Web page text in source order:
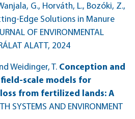
G., Horváth, L., Bozóki, Z.,
Edge Solutions in Manure
OF ENVIRONMENTAL
ALATT, 2024
Weidinger, T. Conception and
scale models for
from fertilized lands: A
SYSTEMS AND ENVIRONMENT